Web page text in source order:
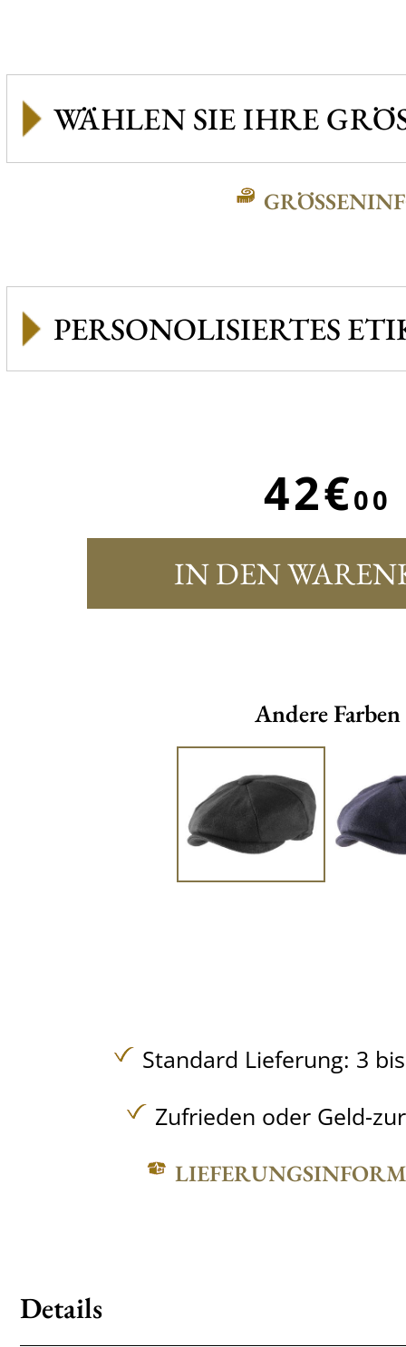
GRÖSSENINFO
PERSONOLISIERTES
42€00
IN DEN
Andere Farben
Standard Lieferung: 3
Zufrieden oder Geld-
Details